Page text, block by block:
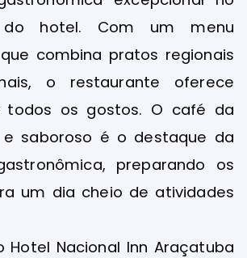
do hotel. Com um menu
combina pratos regionais
o restaurante oferece
todos os gostos. O café da
saboroso é o destaque da
preparando os
um dia cheio de atividades
Hotel Nacional Inn Araçatuba